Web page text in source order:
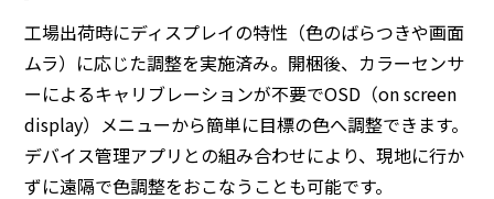
工場出荷時にディスプレイの特性（色のばらつきや画面
ムラ）に応じた調整を実施済み。開梱後、カラーセンサ
ーによるキャリブレーションが不要でOSD（on screen
display）メニューから簡単に目標の色へ調整できます。
デバイス管理アプリとの組み合わせにより、現地に行か
ずに遠隔で色調整をおこなうことも可能です。